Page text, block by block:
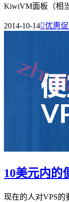
KiwiVM面板（相
2014-10-14优惠
10美元内的
现在的人对VPS的